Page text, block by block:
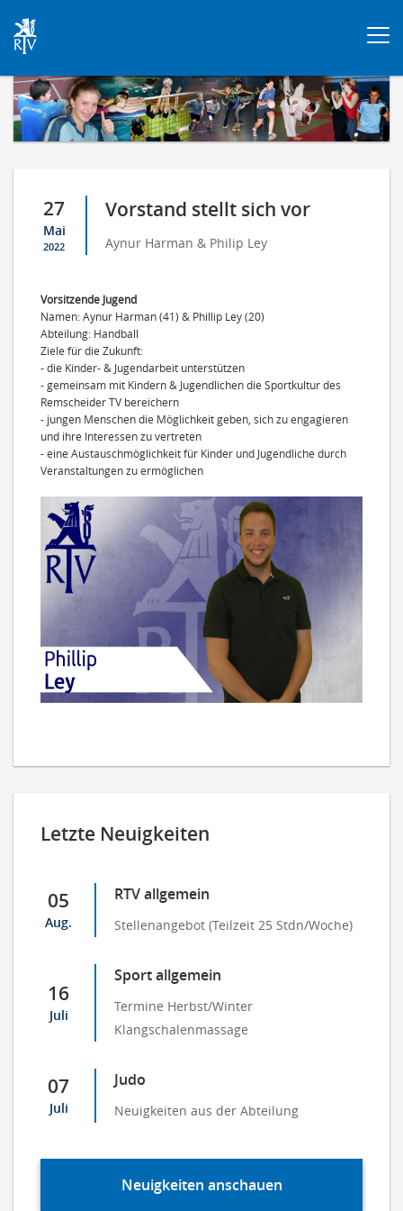
27
Mai
2022
Vorstand stellt sich vor
Aynur Harman & Philip Ley
Vorsitzende Jugend
Namen: Aynur Harman (41) & Phillip Ley (20)
Abteilung: Handball
Ziele für die Zukunft:
- die Kinder- & Jugendarbeit unterstützen
- gemeinsam mit Kindern & Jugendlichen die Sportkultur des
Remscheider TV bereichern
- jungen Menschen die Möglichkeit geben, sich zu engagieren
und ihre Interessen zu vertreten
- eine Austauschmöglichkeit für Kinder und Jugendliche durch
Veranstaltungen zu ermöglichen
Letzte Neuigkeiten
05
Aug.
RTV allgemein
Stellenangebot (Teilzeit 25 Stdn/Woche)
16
Juli
Sport allgemein
Termine Herbst/Winter
Klangschalenmassage
07
Juli
Judo
Neuigkeiten aus der Abteilung
Neuigkeiten anschauen